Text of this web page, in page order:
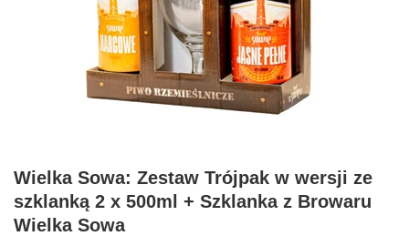
Wielka Sowa: Zestaw Trójpak w wersji ze
szklanką 2 x 500ml + Szklanka z Browaru
Wielka Sowa